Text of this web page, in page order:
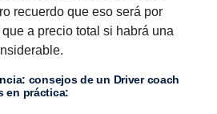
recuerdo que eso será por
a precio total si habrá una
en práctica: